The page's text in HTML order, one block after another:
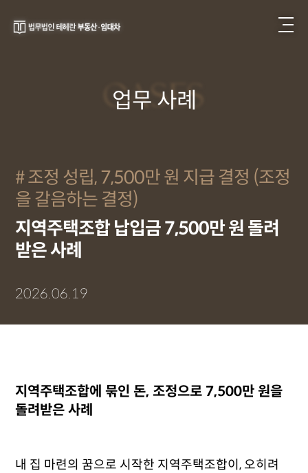
CASES
업무 사례
조정 성립, 7,500만 원 지급 결정 (조정
을 갈음하는 결정)
지역주택조합 납입금 7,500만 원 돌려
받은 사례
2026.06.19
지역주택조합에 묶인 돈, 조정으로 7,500만 원을
돌려받은 사례
내 집 마련의 꿈으로 시작한 지역주택조합이, 오히려